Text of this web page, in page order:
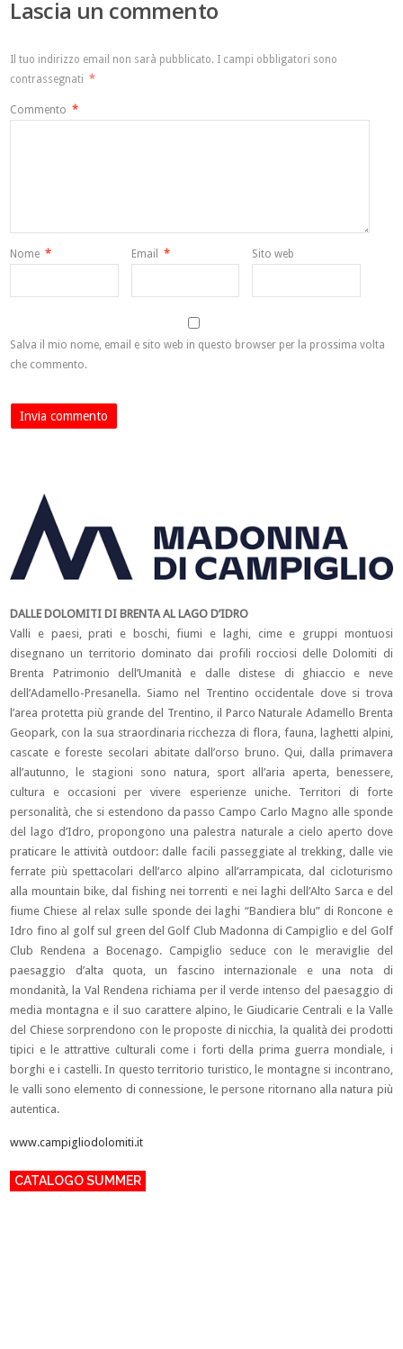
Lascia un commento
Il tuo indirizzo email non sarà pubblicato. I campi obbligatori sono
contrassegnati *
Commento *
Nome * Email * Sito web
Salva il mio nome, email e sito web in questo browser per la prossima volta
che commento.
DALLE DOLOMITI DI BRENTA AL LAGO D’IDRO
Valli e paesi, prati e boschi, fiumi e laghi, cime e gruppi montuosi
disegnano un territorio dominato dai profili rocciosi delle Dolomiti di
Brenta Patrimonio dell’Umanità e dalle distese di ghiaccio e neve
dell’Adamello-Presanella. Siamo nel Trentino occidentale dove si trova
l’area protetta più grande del Trentino, il Parco Naturale Adamello Brenta
Geopark, con la sua straordinaria ricchezza di flora, fauna, laghetti alpini,
cascate e foreste secolari abitate dall’orso bruno. Qui, dalla primavera
all’autunno, le stagioni sono natura, sport all’aria aperta, benessere,
cultura e occasioni per vivere esperienze uniche. Territori di forte
personalità, che si estendono da passo Campo Carlo Magno alle sponde
del lago d’Idro, propongono una palestra naturale a cielo aperto dove
praticare le attività outdoor: dalle facili passeggiate al trekking, dalle vie
ferrate più spettacolari dell’arco alpino all’arrampicata, dal cicloturismo
alla mountain bike, dal fishing nei torrenti e nei laghi dell’Alto Sarca e del
fiume Chiese al relax sulle sponde dei laghi “Bandiera blu” di Roncone e
Idro fino al golf sul green del Golf Club Madonna di Campiglio e del Golf
Club Rendena a Bocenago. Campiglio seduce con le meraviglie del
paesaggio d’alta quota, un fascino internazionale e una nota di
mondanità, la Val Rendena richiama per il verde intenso del paesaggio di
media montagna e il suo carattere alpino, le Giudicarie Centrali e la Valle
del Chiese sorprendono con le proposte di nicchia, la qualità dei prodotti
tipici e le attrattive culturali come i forti della prima guerra mondiale, i
borghi e i castelli. In questo territorio turistico, le montagne si incontrano,
le valli sono elemento di connessione, le persone ritornano alla natura più
autentica.
www.campigliodolomiti.it
CATALOGO SUMMER